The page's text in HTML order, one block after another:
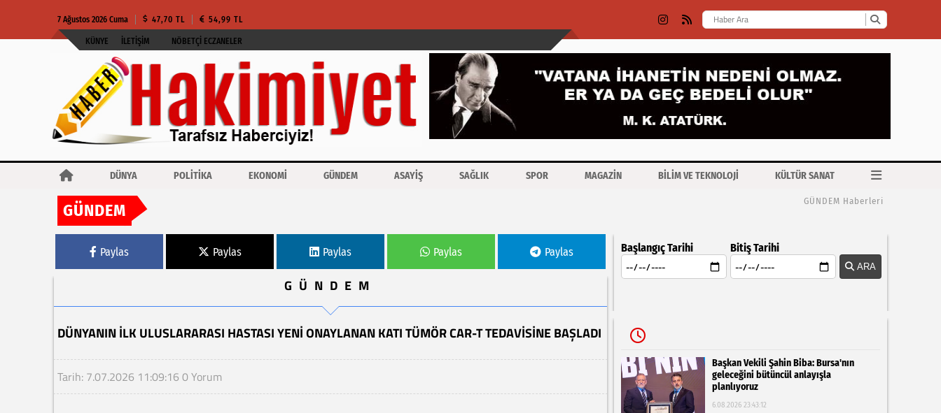
7 Ağustos 2026 Cuma 47,70 TL 54,99 TL
KÜNYE İLETIŞIM NÖBETÇI ECZANELER
DÜNYA POLİTİKA EKONOMİ GÜNDEM ASAYİŞ SAĞLIK SPOR MAGAZİN BİLİM VE TEKNOLOJİ KÜLTÜR SANAT
GÜNDEM GÜNDEM Haberleri
Paylas Paylas Paylas Paylas Paylas
GÜNDEM
DÜNYANIN ILK ULUSLARARASI HASTASI YENI ONAYLANAN KATI TÜMÖR CAR-T TEDAVISINE BAŞLADI
Tarih: 7.07.2026 11:09:16 0 Yorum
Başlangıç Tarihi Bitiş Tarihi
ARA
Başkan Vekili Şahin Biba: Bursa'nın
geleceğini bütüncül anlayışla
planlıyoruz
6.08.2026 23:43:12